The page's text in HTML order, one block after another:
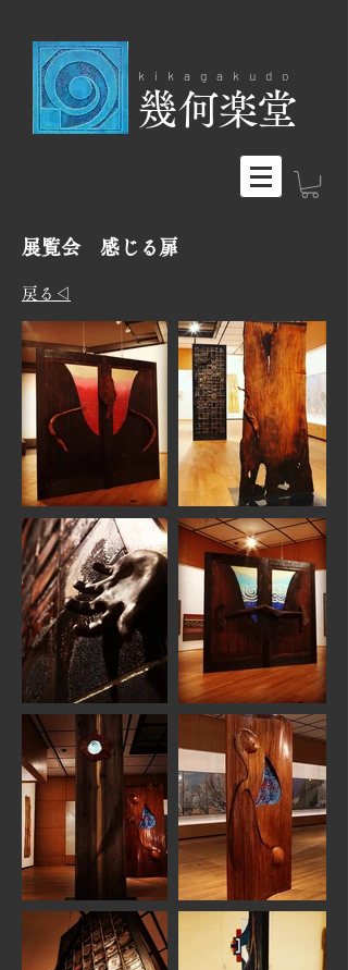
​幾何楽堂
kikagakudo
展覧会 感じる扉
戻る◁